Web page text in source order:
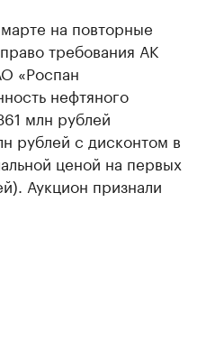
на повторные
требования АК
«Роспан
нефтяного
млн рублей
рублей с дисконтом в
ценой на первых
Аукцион признали